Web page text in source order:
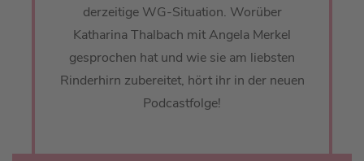
derzeitige WG-Situation. Worüber
Katharina Thalbach mit Angela Merkel
gesprochen hat und wie sie am liebsten
Rinderhirn zubereitet, hört ihr in der neuen
Podcastfolge!